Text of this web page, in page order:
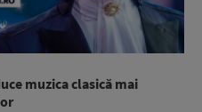
muzica clasică mai